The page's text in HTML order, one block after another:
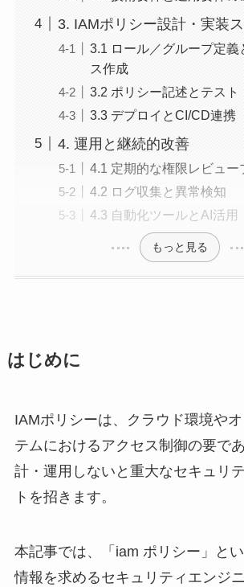
3. IAMポリシー設計・実装
3.1 ロール／グループ定義
ス作成
3.2 ポリシー記述とテスト
3.3 デプロイとCI/CD連携
4. 運用と継続的改善
4.1 定期的な権限レビュー
4.2 ログ収集と異常検知
4.3 自動化ツールとAI活用
もっと見る
はじめに
IAMポリシーは、クラウド環境や
テムにおけるアクセス制御の要で
計・運用しないと重大なセキュリ
トを招きます。
本記事では、「iam ポリシー」と
情報を求めるセキュリティエンジ